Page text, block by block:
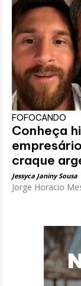
FOFOCANDO
Conheça
craque
Jessyca Janiny Sousa
Jorge Horacio